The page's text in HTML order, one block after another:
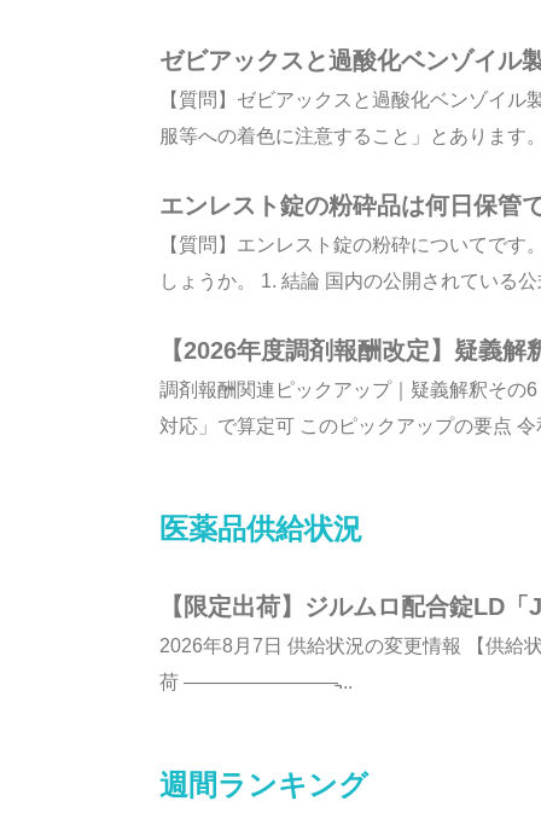
ゼビアックスと過酸化ベンゾイル
【質問】ゼビアックスと過酸化ベンゾイ
服等への着色に注意すること」とあります
エンレスト錠の粉砕品は何日保管
【質問】エンレスト錠の粉砕についてで
しょうか。 1. 結論 国内の公開されている
【2026年度調剤報酬改定】疑義
調剤報酬関連ピックアップ｜疑義解釈その
対応」で算定可 このピックアップの要点
医薬品供給状況
【限定出荷】ジルムロ配合錠LD
2026年8月7日 供給状況の変更情報 【供給
荷 ————————̵...
週間ランキング